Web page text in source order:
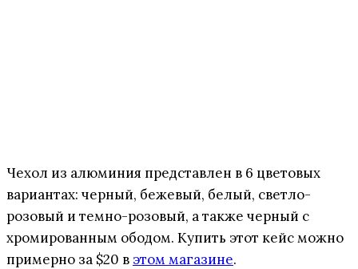
Чехол из алюминия представлен в 6 цветовых
вариантах: черный, бежевый, белый, светло-
розовый и темно-розовый, а также черный с
хромированным ободом. Купить этот кейс можно
примерно за $20 в этом магазине.